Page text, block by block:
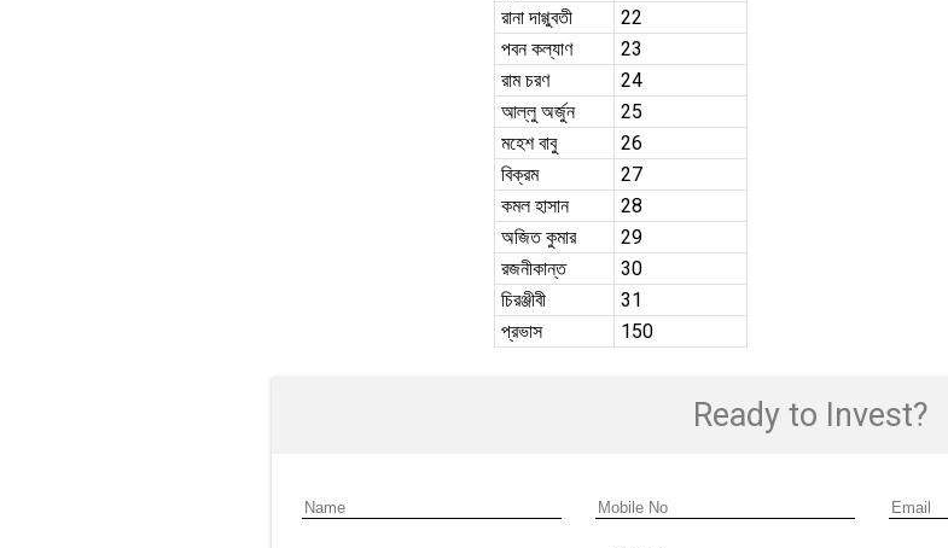
রানা দাগ্গুবতী
22
পবন কল্যাণ
23
রাম চরণ
24
আল্লু অর্জুন
25
মহেশ বাবু
26
বিক্রম
27
কমল হাসান
28
অজিত কুমার
29
রজনীকান্ত
30
চিরঞ্জীবী
31
প্রভাস
150
Ready to Invest?